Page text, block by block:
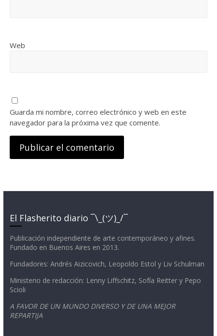
Web
Guarda mi nombre, correo electrónico y web en este
navegador para la próxima vez que comente.
El Flasherito diario ¯\_(ツ)_/¯
Publicación independiente de arte contemporáneo y afines.
Fundado en Buenos Aires en 2013.
Fundadores: Andrés Aizicovich, Leopoldo Estol y Liv Schulman
Ministerio de redacción: Lenny Liffschitz, Sofía Reitter y Pepo
Scioli
A FAVOR DE UN MUNDO DIVERSO Y DE UNA MEJOR
REPARTIJA